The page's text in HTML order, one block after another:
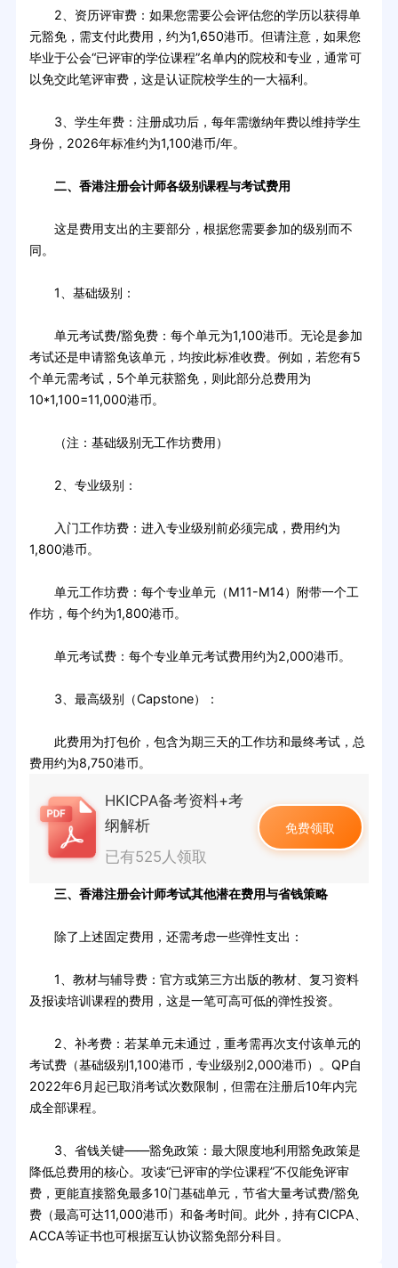
2、资历评审费：如果您需要公会评估您的学历以获得单
元豁免，需支付此费用，约为1,650港币。但请注意，如果您
毕业于公会“已评审的学位课程”名单内的院校和专业，通常可
以免交此笔评审费，这是认证院校学生的一大福利。
3、学生年费：注册成功后，每年需缴纳年费以维持学生
身份，2026年标准约为1,100港币/年。
二、香港注册会计师各级别课程与考试费用
这是费用支出的主要部分，根据您需要参加的级别而不
同。
1、基础级别：
单元考试费/豁免费：每个单元为1,100港币。无论是参加
考试还是申请豁免该单元，均按此标准收费。例如，若您有5
个单元需考试，5个单元获豁免，则此部分总费用为
10*1,100=11,000港币。
（注：基础级别无工作坊费用）
2、专业级别：
入门工作坊费：进入专业级别前必须完成，费用约为
1,800港币。
单元工作坊费：每个专业单元（M11-M14）附带一个工
作坊，每个约为1,800港币。
单元考试费：每个专业单元考试费用约为2,000港币。
3、最高级别（Capstone）：
此费用为打包价，包含为期三天的工作坊和最终考试，总
费用约为8,750港币。
HKICPA备考资料+考
纲解析
已有525人领取
免费领取
三、香港注册会计师考试其他潜在费用与省钱策略
除了上述固定费用，还需考虑一些弹性支出：
1、教材与辅导费：官方或第三方出版的教材、复习资料
及报读培训课程的费用，这是一笔可高可低的弹性投资。
2、补考费：若某单元未通过，重考需再次支付该单元的
考试费（基础级别1,100港币，专业级别2,000港币）。QP自
2022年6月起已取消考试次数限制，但需在注册后10年内完
成全部课程。
3、省钱关键——豁免政策：最大限度地利用豁免政策是
降低总费用的核心。攻读“已评审的学位课程”不仅能免评审
费，更能直接豁免最多10门基础单元，节省大量考试费/豁免
费（最高可达11,000港币）和备考时间。此外，持有CICPA、
ACCA等证书也可根据互认协议豁免部分科目。